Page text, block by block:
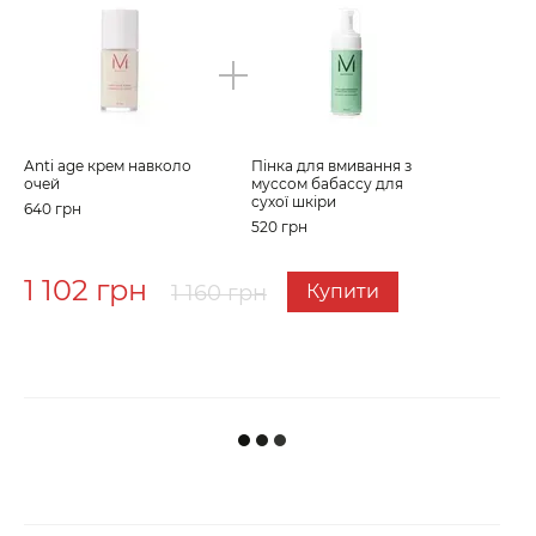
Anti age крем навколо
очей
640 грн
Пінка для вмивання з
муссом бабассу для
сухої шкіри
520 грн
1 102 грн 1 160 грн Купити